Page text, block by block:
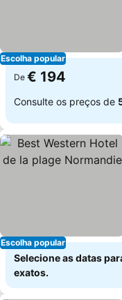
Escolha popular
De € 194
Consulte os preços de
Escolha popular
Selecione as datas
exatos.